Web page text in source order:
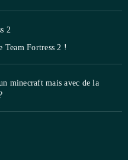
2
Team Fortress 2 !
minecraft mais avec de la